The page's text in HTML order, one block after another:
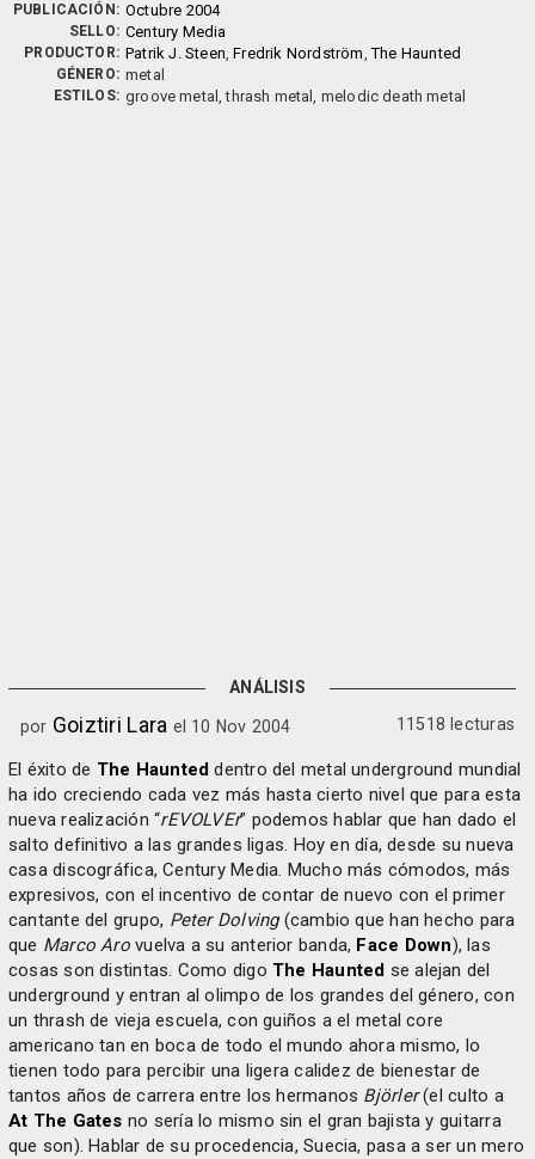
PUBLICACIÓN: Octubre 2004
SELLO: Century Media
PRODUCTOR: Patrik J. Steen,Fredrik Nordström,The Haunted
GÉNERO: metal
ESTILOS: groove metal, thrash metal, melodic death metal
ANÁLISIS
por Goiztiri Lara el 10 Nov 2004 11518 lecturas
El éxito de The Haunted dentro del metal underground mundial
ha ido creciendo cada vez más hasta cierto nivel que para esta
nueva realización “rEVOLVEr” podemos hablar que han dado el
salto definitivo a las grandes ligas. Hoy en día, desde su nueva
casa discográfica, Century Media. Mucho más cómodos, más
expresivos, con el incentivo de contar de nuevo con el primer
cantante del grupo, Peter Dolving(cambio que han hecho para
que Marco Arovuelva a su anterior banda, Face Down), las
cosas son distintas. Como digo The Haunted se alejan del
underground y entran al olimpo de los grandes del género, con
un thrash de vieja escuela, con guiños a el metal core
americano tan en boca de todo el mundo ahora mismo, lo
tienen todo para percibir una ligera calidez de bienestar de
tantos años de carrera entre los hermanos Björler(el culto a
At The Gates no sería lo mismo sin el gran bajista y guitarra
que son). Hablar de su procedencia, Suecia, pasa a ser un mero